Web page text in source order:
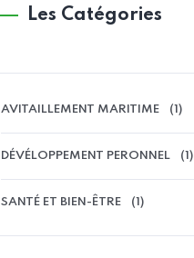
Les Catégories
AVITAILLEMENT MARITIME (1)
DÉVÉLOPPEMENT PERONNEL (1)
SANTÉ ET BIEN-ÊTRE (1)